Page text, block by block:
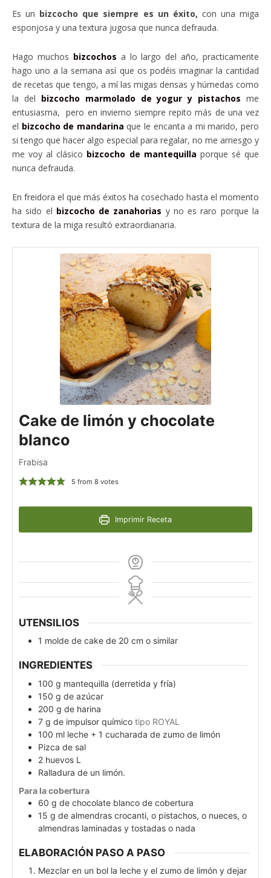
Es un bizcocho que siempre es un éxito, con una miga
esponjosa y una textura jugosa que nunca defrauda.
Hago muchos bizcochos a lo largo del año, practicamente
hago uno a la semana así que os podéis imaginar la cantidad
de recetas que tengo, a mí las migas densas y húmedas como
la del bizcocho marmolado de yogur y pistachos me
entusiasma, pero en invierno siempre repito más de una vez
el bizcocho de mandarina que le encanta a mi marido, pero
si tengo que hacer algo especial para regalar, no me arriesgo y
me voy al clásico bizcocho de mantequilla porque sé que
nunca defrauda.
En freidora el que más éxitos ha cosechado hasta el momento
ha sido el bizcocho de zanahorias y no es raro porque la
textura de la miga resultó extraordianaria.
Cake de limón y chocolate
blanco
Frabisa
5 from 8 votes
Imprimir Receta
UTENSILIOS
1 molde de cake de 20 cm o similar
INGREDIENTES
100 g mantequilla (derretida y fría)
150 g de azúcar
200 g de harina
7 g de impulsor químico tipo ROYAL
100 ml leche + 1 cucharada de zumo de limón
Pizca de sal
2 huevos L
Ralladura de un limón.
Para la cobertura
60 g de chocolate blanco de cobertura
15 g de almendras crocanti, o pistachos, o nueces, o
almendras laminadas y tostadas o nada
ELABORACIÓN PASO A PASO
Mezclar en un bol la leche y el zumo de limón y dejar